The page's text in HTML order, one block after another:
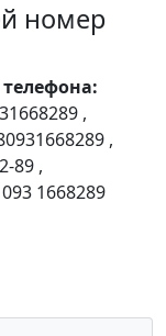
номер
,
,
89 ,
1668289